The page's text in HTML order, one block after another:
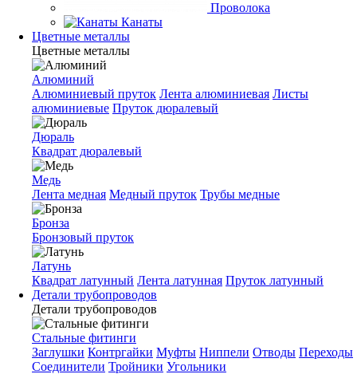
Проволока
Канаты
Цветные металлы
Цветные металлы
Алюминий
Алюминиевый пруток Лента алюминиевая Листы
алюминиевые Пруток дюралевый
Дюраль
Квадрат дюралевый
Медь
Лента медная Медный пруток Трубы медные
Бронза
Бронзовый пруток
Латунь
Квадрат латунный Лента латунная Пруток латунный
Детали трубопроводов
Детали трубопроводов
Стальные фитинги
Заглушки Контргайки Муфты Ниппели Отводы Переходы
Соединители Тройники Угольники